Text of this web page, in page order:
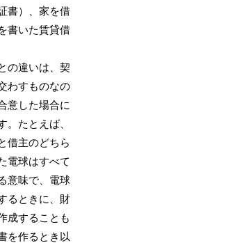
書）、家を借
書いた賃貸借
の違いは、契
わすものなの
意した場合に
たとえば、
借主のどちら
電球はすべて
意味で、電球
るときに、財
成することも
を作るとき以